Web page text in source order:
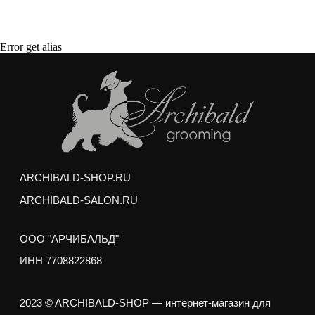
Error get alias
Мытье профессиональной косметикой
(шампунь и кондиционер)
Сушка и вытягивание шерсти феном
Выбривание шерсти между подушечками лап
Гигиеническая стрижка интимных зон и хвоста
Гигиеническая обработка ушей и глаз
Любая стрижка по вашему желанию
Груминг выполняется опытными стажерами
Академии Груминга Арчибальд, и может занять на
Покупая корм/лакомства на сумму от 3000
бесплатный груминг для вашего питомца
Арчибальд по адресам:
м. пр. Вернадского,